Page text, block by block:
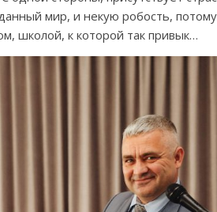
мир, и некую робость,
школой, к которой так привык…